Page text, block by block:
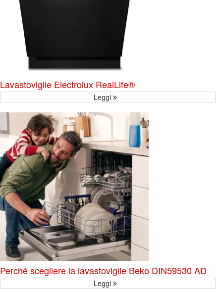
Lavastoviglie Electrolux RealLife®
Leggi
Perché scegliere la lavastoviglie Beko DIN59530 AD
Leggi